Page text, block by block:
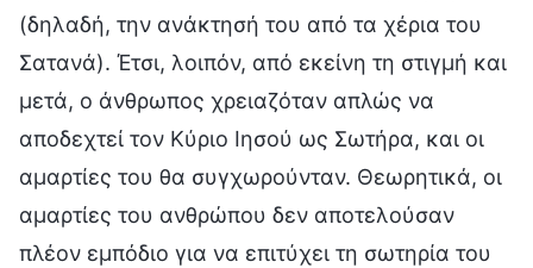
(δηλαδή, την ανάκτησή του από τα χέρια του
Σατανά). Έτσι, λοιπόν, από εκείνη τη στιγμή και
μετά, ο άνθρωπος χρειαζόταν απλώς να
αποδεχτεί τον Κύριο Ιησού ως Σωτήρα, και οι
αμαρτίες του θα συγχωρούνταν. Θεωρητικά, οι
αμαρτίες του ανθρώπου δεν αποτελούσαν
πλέον εμπόδιο για να επιτύχει τη σωτηρία του